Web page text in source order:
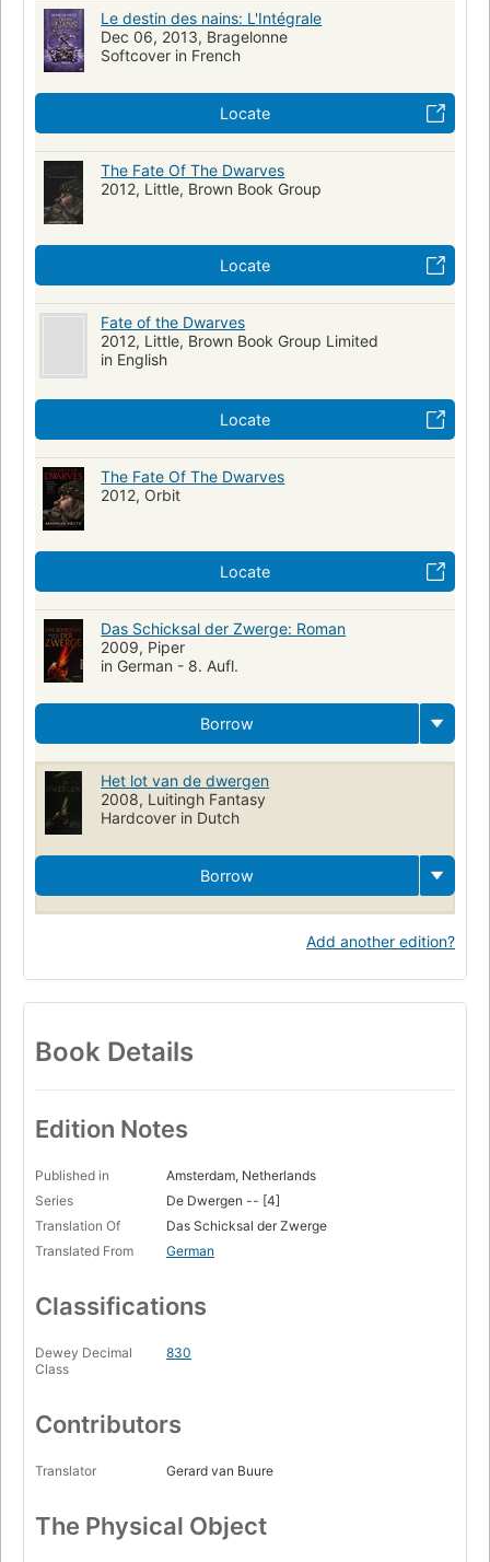
Le destin des nains: L'Intégrale
Dec 06, 2013, Bragelonne
Softcover in French
Locate
The Fate Of The Dwarves
2012, Little, Brown Book Group
Locate
Fate of the Dwarves
2012, Little, Brown Book Group Limited
in English
Locate
The Fate Of The Dwarves
2012, Orbit
Locate
Das Schicksal der Zwerge: Roman
2009, Piper
in German - 8. Aufl.
Borrow
Het lot van de dwergen
2008, Luitingh Fantasy
Hardcover in Dutch
Borrow
Add another edition?
Book Details
Edition Notes
Published in
Amsterdam, Netherlands
Series
De Dwergen -- [4]
Translation Of
Das Schicksal der Zwerge
Translated From
German
Classifications
Dewey Decimal
Class
830
Contributors
Translator Gerard van Buure
The Physical Object